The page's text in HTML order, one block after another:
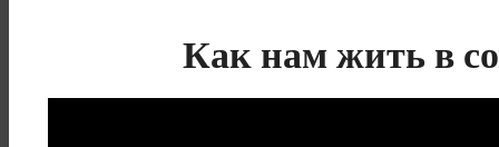
Как нам жить в